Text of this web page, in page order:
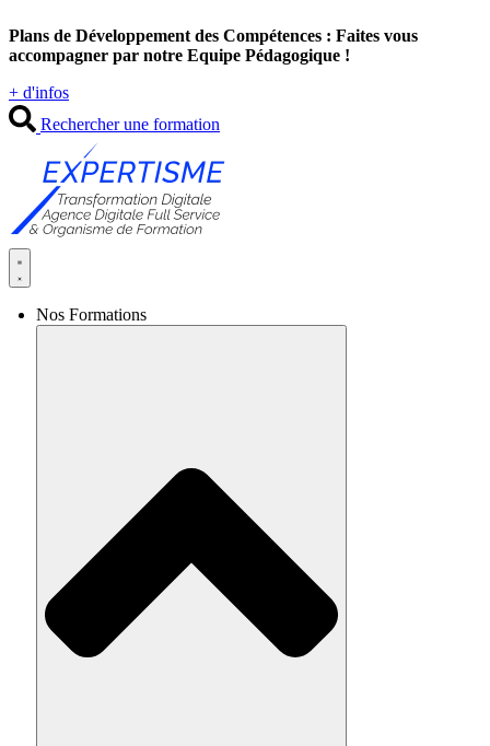
au
contenu
Plans de Développement des Compétences : Faites vous
accompagner par notre Equipe Pédagogique !
+ d'infos
Rechercher une formation
Nos Formations